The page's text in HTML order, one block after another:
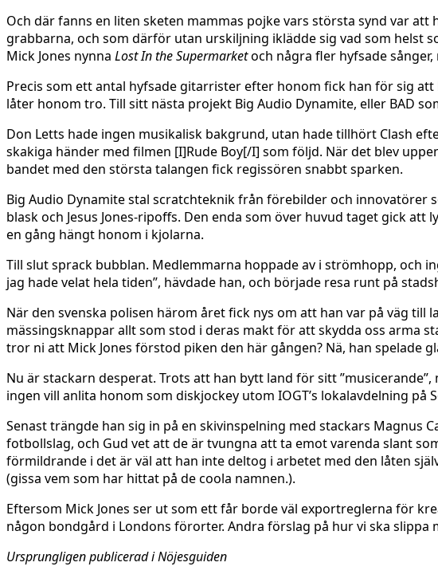
Och där fanns en liten sketen mammas pojke vars största synd var
grabbarna, och som därför utan urskiljning iklädde sig vad som helst
Mick Jones nynna Lost In the Supermarketoch några fler hyfsade
Precis som ett antal hyfsade gitarrister efter honom fick han för sig
låter honom tro. Till sitt nästa projekt Big Audio Dynamite, eller BAD
Don Letts hade ingen musikalisk bakgrund, utan hade tillhört Clash
skakiga händer med filmen [I]Rude Boy[/I] som följd. När det blev
bandet med den största talangen fick regissören snabbt sparken.
Big Audio Dynamite stal scratchteknik från förebilder och innovatörer
blask och Jesus Jones-ripoffs. Den enda som över huvud taget gick att
en gång hängt honom i kjolarna.
Till slut sprack bubblan. Medlemmarna hoppade av i strömhopp, och
jag hade velat hela tiden”, hävdade han, och började resa runt på
När den svenska polisen härom året fick nys om att han var på väg
mässingsknappar allt som stod i deras makt för att skydda oss arma
tror ni att Mick Jones förstod piken den här gången? Nä, han spelade
Nu är stackarn desperat. Trots att han bytt land för sitt
ingen vill anlita honom som diskjockey utom IOGT’s lokalavdelning på
Senast trängde han sig in på en skivinspelning med stackars Magnus
fotbollslag, och Gud vet att de är tvungna att ta emot varenda slant
förmildrande i det är väl att han inte deltog i arbetet med den låten
(gissa vem som har hittat på de coola namnen.).
Eftersom Mick Jones ser ut som ett får borde väl exportreglerna för
någon bondgård i Londons förorter. Andra förslag på hur vi ska
Ursprungligen publicerad i Nöjesguiden